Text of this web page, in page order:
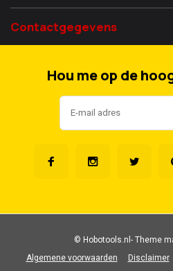
Contactgegevens
Hou me op de
Algemene voorwaarden Disclaimer
© Hobotools.nl- Theme